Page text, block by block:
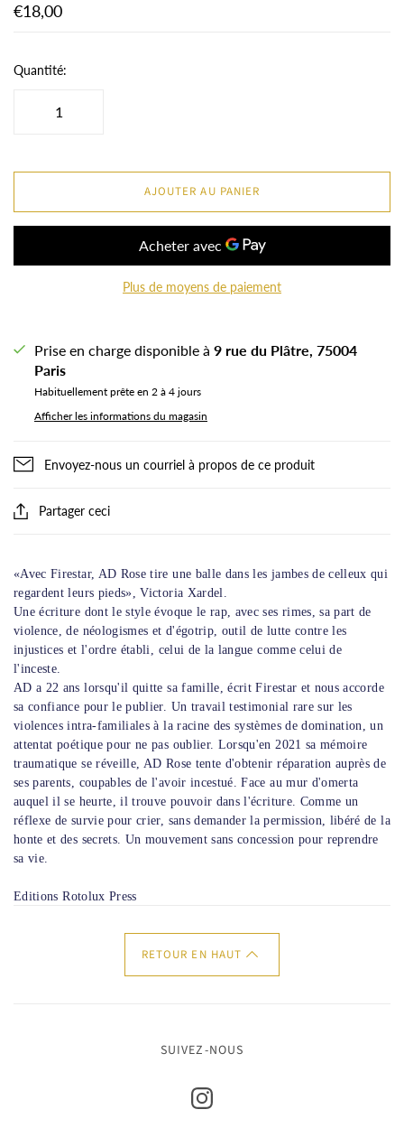
€18,00
Quantité:
AJOUTER AU PANIER
Plus de moyens de paiement
Prise en charge disponible à 9 rue du Plâtre, 75004
Paris
Habituellement prête en 2 à 4 jours
Afficher les informations du magasin
Envoyez-nous un courriel à propos de ce produit
Partager ceci
«Avec Firestar, AD Rose tire une balle dans les jambes de celleux qui
regardent leurs pieds», Victoria Xardel.
Une écriture dont le style évoque le rap, avec ses rimes, sa part de
violence, de néologismes et d'égotrip, outil de lutte contre les
injustices et l'ordre établi, celui de la langue comme celui de
l'inceste.
AD a 22 ans lorsqu'il quitte sa famille, écrit Firestar et nous accorde
sa confiance pour le publier. Un travail testimonial rare sur les
violences intra-familiales à la racine des systèmes de domination, un
attentat poétique pour ne pas oublier. Lorsqu'en 2021 sa mémoire
traumatique se réveille, AD Rose tente d'obtenir réparation auprès de
ses parents, coupables de l'avoir incestué. Face au mur d'omerta
auquel il se heurte, il trouve pouvoir dans l'écriture. Comme un
réflexe de survie pour crier, sans demander la permission, libéré de la
honte et des secrets. Un mouvement sans concession pour reprendre
sa vie.
Editions Rotolux Press
RETOUR EN HAUT
SUIVEZ-NOUS